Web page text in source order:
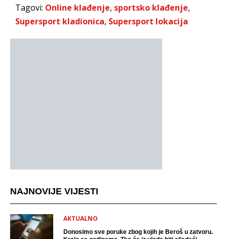
Tagovi: Online klađenje, sportsko klađenje,
Supersport kladionica, Supersport lokacija
NAJNOVIJE VIJESTI
AKTUALNO
Donosimo sve poruke zbog kojih je Beroš u zatvoru.